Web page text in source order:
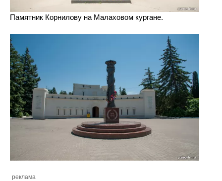
Памятник Корнилову на Малаховом кургане.
реклама